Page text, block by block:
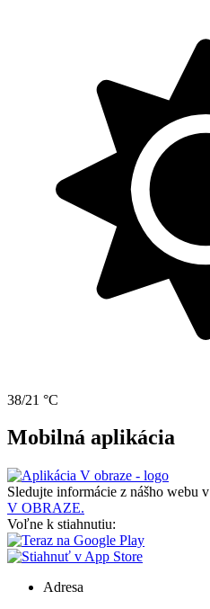
38/21 °C
Mobilná aplikácia
Sledujte informácie z nášho webu v
V OBRAZE.
Voľne k stiahnutiu:
Adresa